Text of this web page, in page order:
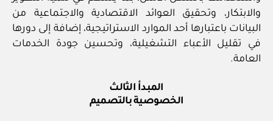
والابتكار، وتحقيق العوائد الاقتصادية والاجتماعية من
البيانات باعتبارها أحد الموارد الاستراتيجية، إضافة إلى دورها
في تقليل الأعباء التشغيلية، وتحسين جودة الخدمات
العامة.
المبدأ الثالث
الخصوصية بالتصميم